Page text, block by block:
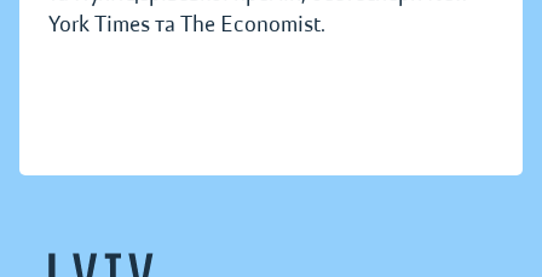
York Times та The Economist.